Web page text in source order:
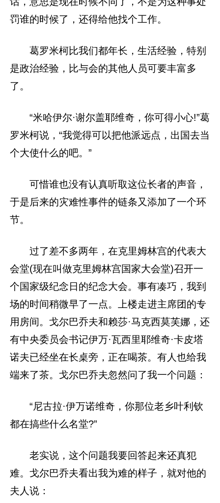
罚谁的时候了，还得给他找个工作。
葛罗米柯比我们都年长，生活经验，特别
是政治经验，比与会的其他人员可要丰富多
了。
“米哈伊尔·谢尔盖耶维奇，你可得小心!”葛
罗米柯说，“我觉得可以把他派远点，出国去当
个大使什么的吧。”
可惜谁也没有认真听取这位长者的声音，
于是后来的灾难性事件的链条又添加了一个环
节。
过了差不多两年，在克里姆林宫的代表大
会堂(现在叫做克里姆林宫国家大会堂)召开一
个国家级纪念日的纪念大会。事有凑巧，我到
场的时间稍微早了一点。上楼走进主席团的专
用房间。戈尔巴乔夫和赖莎·马克西莫芙娜，还
有中央委员会书记伊万·瓦西里耶维奇·卡皮塔
诺夫已经坐在长桌旁，正在喝茶。有人也给我
端来了茶。戈尔巴乔夫忽然问了我一个问题：
“尼古拉·伊万诺维奇，你那位老乡叶利钦
都在搞些什么名堂?”
老实说，这个问题我要回答起来还真犯
难。戈尔巴乔夫看出我为难的样子，就对他的
夫人说：